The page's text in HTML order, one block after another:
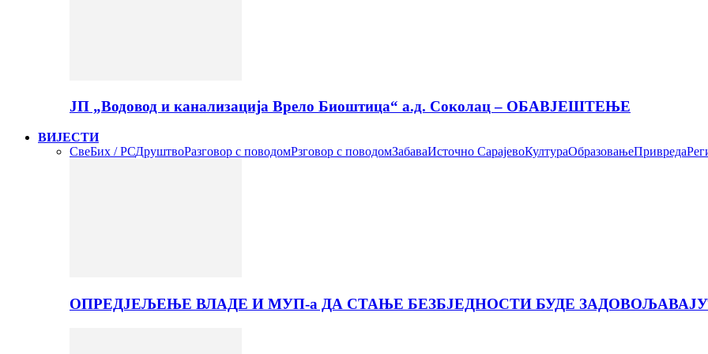
ЈП „Водовод и канализација Врело Биоштица“ а.д. Соколац – ОБАВЈЕШТЕЊЕ
ВИЈЕСТИ
СвеБих / РСДруштвоРазговор с поводомРзговор с поводомЗабаваИсточно СарајевоКултураОбразовањеПривреда
ОПРЕД‌ЈЕЉЕЊЕ ВЛАДЕ И МУП-а ДА СТАЊЕ БЕЗБЈЕДНОСТИ БУДЕ